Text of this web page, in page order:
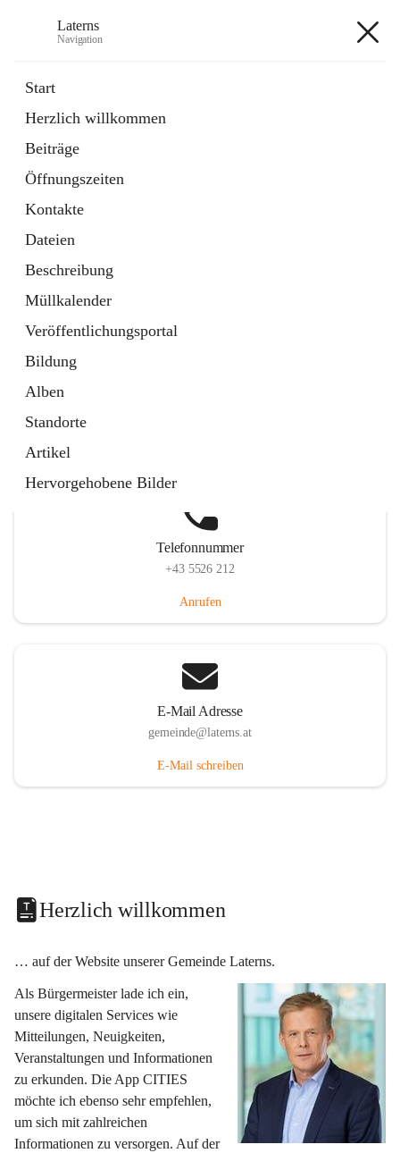
Laterns
Navigation
Start
Herzlich willkommen
Beiträge
Öffnungszeiten
Kontakte
Dateien
Beschreibung
Müllkalender
Veröffentlichungsportal
Bildung
Alben
Standorte
Artikel
Hervorgehobene Bilder
11 Schnellzugriffe
Soziales
1 Schnellzugriff
Telefonnummer
+43 5526 212
Anrufen
E-Mail Adresse
gemeinde@laterns.at
E-Mail schreiben
Herzlich willkommen
… auf der Website unserer Gemeinde Laterns.
Als Bürgermeister lade ich ein,
unsere digitalen Services wie
Mitteilungen, Neuigkeiten,
Veranstaltungen und Informationen
zu erkunden. Die App CITIES
möchte ich ebenso sehr empfehlen,
um sich mit zahlreichen
Informationen zu versorgen. Auf der